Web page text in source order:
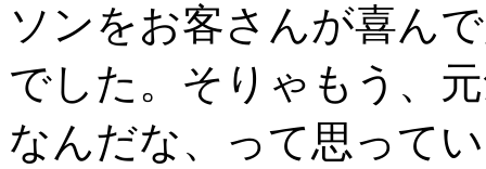
ソンをお客さんが喜ん
でした。そりゃもう、
なんだな、って思って